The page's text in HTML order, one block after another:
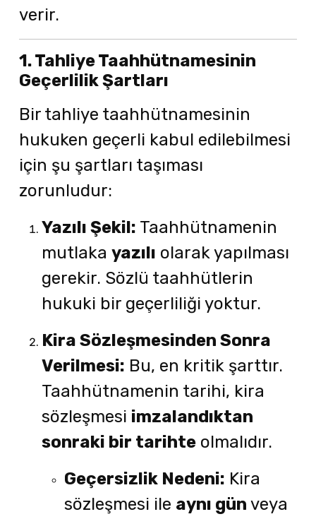
verir.
1. Tahliye Taahhütnamesinin
Geçerlilik Şartları
Bir tahliye taahhütnamesinin
hukuken geçerli kabul edilebilmesi
için şu şartları taşıması
zorunludur:
Yazılı Şekil: Taahhütnamenin
mutlaka yazılı olarak yapılması
gerekir. Sözlü taahhütlerin
hukuki bir geçerliliği yoktur.
Kira Sözleşmesinden Sonra
Verilmesi: Bu, en kritik şarttır.
Taahhütnamenin tarihi, kira
sözleşmesi imzalandıktan
sonraki bir tarihte olmalıdır.
Geçersizlik Nedeni: Kira
sözleşmesi ile aynı gün veya